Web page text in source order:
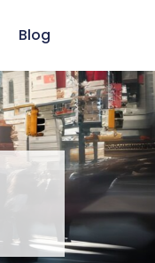
Blog